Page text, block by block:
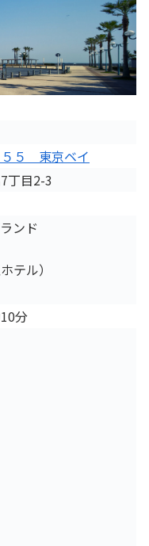
５ 東京ベイ
丁目2-3
ンド
テル）
分